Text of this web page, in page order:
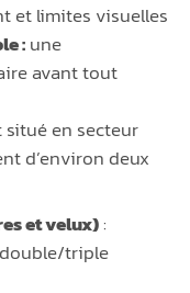
et limites visuelles
:une
avant tout
en secteur
d’environ deux
et velux):
triple